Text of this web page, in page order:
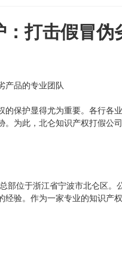
打击假冒伪
产品的专业团队
保护显得尤为重要。各行各
为此，北仑知识产权打假公
部位于浙江省宁波市北仑区
验。作为一家专业的知识产